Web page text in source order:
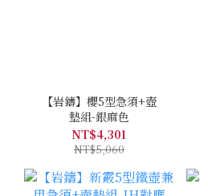
【岩鑄】櫻5型急須+壺
墊組-銀麻色
NT$4,301
NT$5,060